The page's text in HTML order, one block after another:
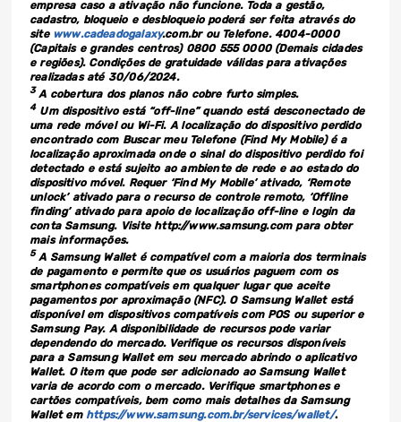
empresa caso a ativação não funcione. Toda a gestão,
cadastro, bloqueio e desbloqueio poderá ser feita através do
site www.cadeadogalaxy.com.br ou Telefone. 4004-0000
(Capitais e grandes centros) 0800 555 0000 (Demais cidades
e regiões). Condições de gratuidade válidas para ativações
realizadas até 30/06/2024.
3A cobertura dos planos não cobre furto simples.
4Um dispositivo está “off-line” quando está desconectado de
uma rede móvel ou Wi-Fi. A localização do dispositivo perdido
encontrado com Buscar meu Telefone (Find My Mobile) é a
localização aproximada onde o sinal do dispositivo perdido foi
detectado e está sujeito ao ambiente de rede e ao estado do
dispositivo móvel. Requer ‘Find My Mobile’ ativado, ‘Remote
unlock’ ativado para o recurso de controle remoto, ‘Offline
finding’ ativado para apoio de localização off-line e login da
conta Samsung. Visite http://www.samsung.com para obter
mais informações.
5A Samsung Wallet é compatível com a maioria dos terminais
de pagamento e permite que os usuários paguem com os
smartphones compatíveis em qualquer lugar que aceite
pagamentos por aproximação (NFC). O Samsung Wallet está
disponível em dispositivos compatíveis com POS ou superior e
Samsung Pay. A disponibilidade de recursos pode variar
dependendo do mercado. Verifique os recursos disponíveis
para a Samsung Wallet em seu mercado abrindo o aplicativo
Wallet. O item que pode ser adicionado ao Samsung Wallet
varia de acordo com o mercado. Verifique smartphones e
cartões compatíveis, bem como mais detalhes da Samsung
Wallet em https://www.samsung.com.br/services/wallet/.